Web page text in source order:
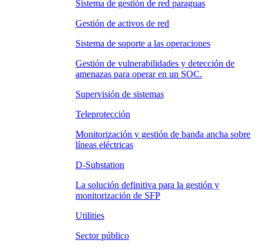
Sistema de gestión de red paraguas
Gestión de activos de red
Sistema de soporte a las operaciones
Gestión de vulnerabilidades y detección de
amenazas para operar en un SOC.
Supervisión de sistemas
Teleprotección
Monitorización y gestión de banda ancha sobre
líneas eléctricas
D-Substation
La solución definitiva para la gestión y
monitorización de SFP
Utilities
Sector público